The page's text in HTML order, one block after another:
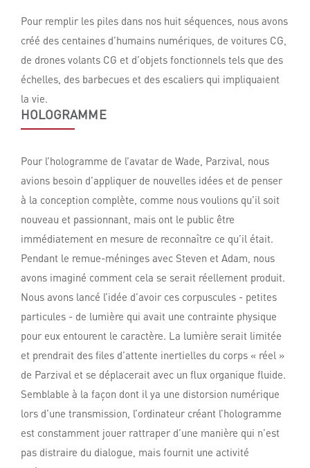
Pour remplir les piles dans nos huit séquences, nous avons
créé des centaines d’humains numériques, de voitures CG,
de drones volants CG et d’objets fonctionnels tels que des
échelles, des barbecues et des escaliers qui impliquaient
la vie.
HOLOGRAMME
Pour l’hologramme de l’avatar de Wade, Parzival, nous
avions besoin d’appliquer de nouvelles idées et de penser
à la conception complète, comme nous voulions qu’il soit
nouveau et passionnant, mais ont le public être
immédiatement en mesure de reconnaître ce qu’il était.
Pendant le remue-méninges avec Steven et Adam, nous
avons imaginé comment cela se serait réellement produit.
Nous avons lancé l’idée d’avoir ces corpuscules - petites
particules - de lumière qui avait une contrainte physique
pour eux entourent le caractère. La lumière serait limitée
et prendrait des files d’attente inertielles du corps « réel »
de Parzival et se déplacerait avec un flux organique fluide.
Semblable à la façon dont il ya une distorsion numérique
lors d’une transmission, l’ordinateur créant l’hologramme
est constamment jouer rattraper d’une manière qui n’est
pas distraire du dialogue, mais fournit une activité